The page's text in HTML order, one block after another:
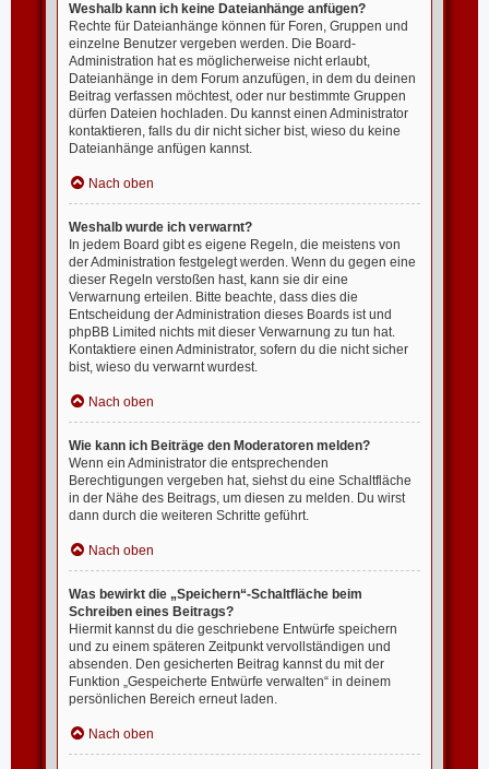
Weshalb kann ich keine Dateianhänge anfügen?
Rechte für Dateianhänge können für Foren, Gruppen und
einzelne Benutzer vergeben werden. Die Board-
Administration hat es möglicherweise nicht erlaubt,
Dateianhänge in dem Forum anzufügen, in dem du deinen
Beitrag verfassen möchtest, oder nur bestimmte Gruppen
dürfen Dateien hochladen. Du kannst einen Administrator
kontaktieren, falls du dir nicht sicher bist, wieso du keine
Dateianhänge anfügen kannst.
Nach oben
Weshalb wurde ich verwarnt?
In jedem Board gibt es eigene Regeln, die meistens von
der Administration festgelegt werden. Wenn du gegen eine
dieser Regeln verstoßen hast, kann sie dir eine
Verwarnung erteilen. Bitte beachte, dass dies die
Entscheidung der Administration dieses Boards ist und
phpBB Limited nichts mit dieser Verwarnung zu tun hat.
Kontaktiere einen Administrator, sofern du die nicht sicher
bist, wieso du verwarnt wurdest.
Nach oben
Wie kann ich Beiträge den Moderatoren melden?
Wenn ein Administrator die entsprechenden
Berechtigungen vergeben hat, siehst du eine Schaltfläche
in der Nähe des Beitrags, um diesen zu melden. Du wirst
dann durch die weiteren Schritte geführt.
Nach oben
Was bewirkt die „Speichern“-Schaltfläche beim
Schreiben eines Beitrags?
Hiermit kannst du die geschriebene Entwürfe speichern
und zu einem späteren Zeitpunkt vervollständigen und
absenden. Den gesicherten Beitrag kannst du mit der
Funktion „Gespeicherte Entwürfe verwalten“ in deinem
persönlichen Bereich erneut laden.
Nach oben